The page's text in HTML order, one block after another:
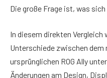
Die große Frage ist, was sich
In diesem direkten Vergleich
Unterschiede zwischen dem
ursprünglichen ROG Ally
Änderungen am Design,